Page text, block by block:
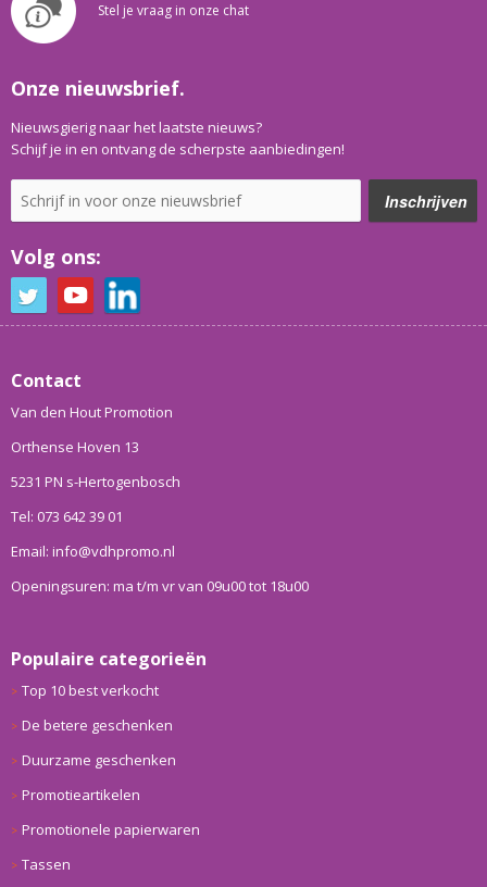
Stel je vraag in onze chat
Onze nieuwsbrief.
Nieuwsgierig naar het laatste nieuws?
Schijf je in en ontvang de scherpste aanbiedingen!
Volg ons:
Contact
Van den Hout Promotion
Orthense Hoven 13
5231 PN s-Hertogenbosch
Tel: 073 642 39 01
Email: info@vdhpromo.nl
Openingsuren: ma t/m vr van 09u00 tot 18u00
Populaire categorieën
Top 10 best verkocht
De betere geschenken
Duurzame geschenken
Promotieartikelen
Promotionele papierwaren
Tassen